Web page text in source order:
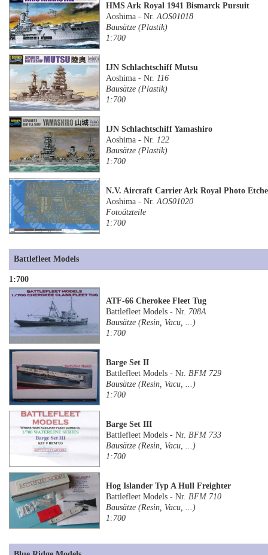
HMS Ark Royal 1941 Bismarck Pursuit
Aoshima - Nr.AOS01018
Bausätze (Plastik)
1:700
IJN Schlachtschiff Mutsu
Aoshima - Nr.116
Bausätze (Plastik)
1:700
IJN Schlachtschiff Yamashiro
Aoshima - Nr.122
Bausätze (Plastik)
1:700
N.V. Aircraft Carrier Ark Royal Photo
Aoshima - Nr.AOS01020
Fotoätzteile
1:700
Battlefleet Models
1:700
ATF-66 Cherokee Fleet Tug
Battlefleet Models - Nr. 708A
Bausätze (Resin, Vacu, ...)
1:700
Barge Set II
Battlefleet Models - Nr. BFM 729
Bausätze (Resin, Vacu, ...)
1:700
Barge Set III
Battlefleet Models - Nr. BFM 733
Bausätze (Resin, Vacu, ...)
1:700
Hog Islander Typ A Hull Freighter
Battlefleet Models - Nr. BFM 710
Bausätze (Resin, Vacu, ...)
1:700